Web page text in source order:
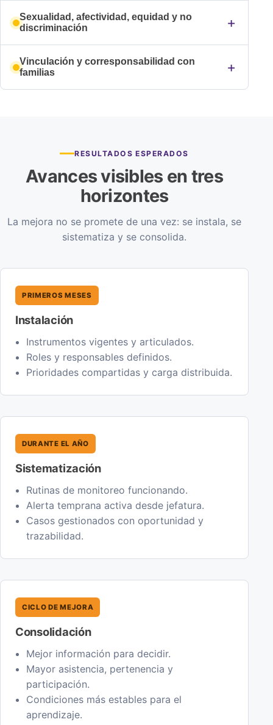
Sexualidad, afectividad, equidad y no
discriminación
Vinculación y corresponsabilidad con
familias
RESULTADOS ESPERADOS
Avances visibles en tres
horizontes
La mejora no se promete de una vez: se instala, se
sistematiza y se consolida.
PRIMEROS MESES
Instalación
Instrumentos vigentes y articulados.
Roles y responsables definidos.
Prioridades compartidas y carga distribuida.
DURANTE EL AÑO
Sistematización
Rutinas de monitoreo funcionando.
Alerta temprana activa desde jefatura.
Casos gestionados con oportunidad y
trazabilidad.
CICLO DE MEJORA
Consolidación
Mejor información para decidir.
Mayor asistencia, pertenencia y
participación.
Condiciones más estables para el
aprendizaje.